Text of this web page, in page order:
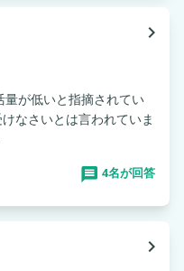
navigate_next
量が低いと指摘されてい
なさいとは言われていま
4名が回答
navigate_next